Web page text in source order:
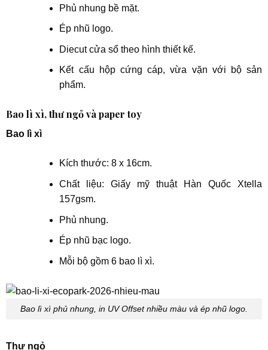
Phủ nhung bề mặt.
Ép nhũ logo.
Diecut cửa sổ theo hình thiết kế.
Kết cấu hộp cứng cáp, vừa vặn với bộ sản
phẩm.
Bao lì xì, thư ngỏ và paper toy
Bao lì xì
Kích thước: 8 x 16cm.
Chất liệu: Giấy mỹ thuật Hàn Quốc Xtella
157gsm.
Phủ nhung.
Ép nhũ bạc logo.
Mỗi bộ gồm 6 bao lì xì.
Bao lì xì phủ nhung, in UV Offset nhiều màu và ép nhũ logo.
Thư ngỏ